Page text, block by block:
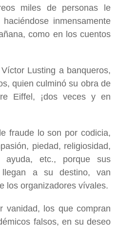
miles de personas le
inmensamente
como en los cuentos
Lusting a banqueros,
quien culminó su obra de
Eiffel, ¡dos veces y en
fraude lo son por codicia,
piedad, religiosidad,
ayuda, etc., porque sus
llegan a su destino, van
los organizadores vívales.
vanidad, los que compran
falsos, en su deseo